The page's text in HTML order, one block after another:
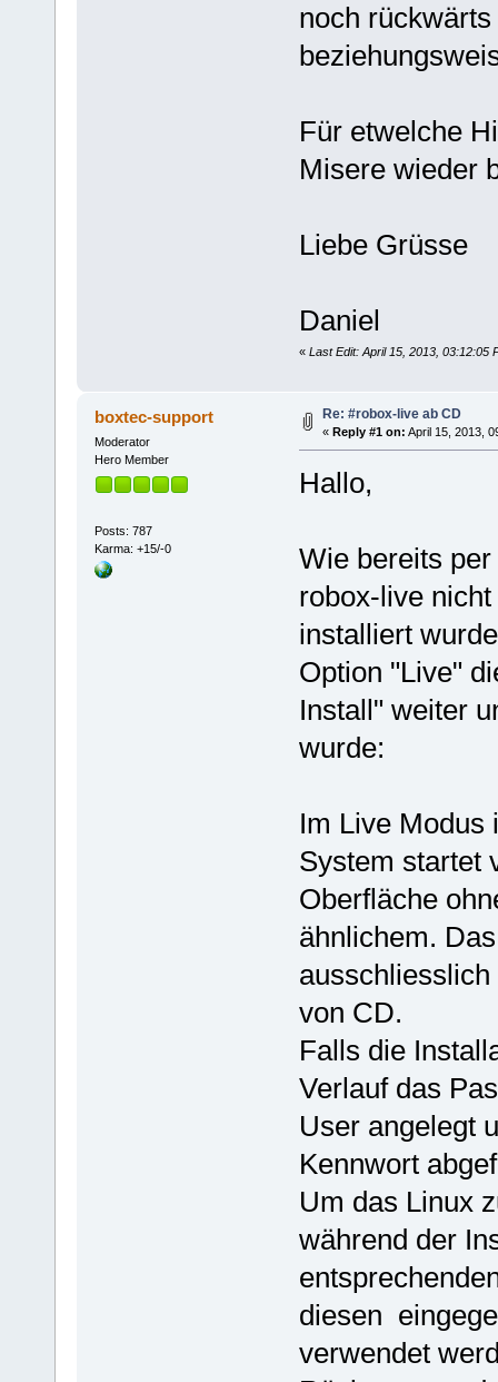
noch
Für etwelche
Misere wieder
Liebe Grüsse
Daniel
« Last Edit: April 15, 2013, 03:12:05
boxtec-support
Moderator
Hero Member
Posts: 787
Karma: +15/-0
Re: #robox-live ab CD
« Reply #1 on: April 15, 2013,
Hallo,
Wie bereits
robox-live
installiert
Option "Live"
Install" weiter
wurde:
Im Live Modus
System startet
Oberfläche
ähnlichem.
von CD.
Falls die
Verlauf das
User angelegt
Kennwort
Um das Linux
während der
diesen
verwendet